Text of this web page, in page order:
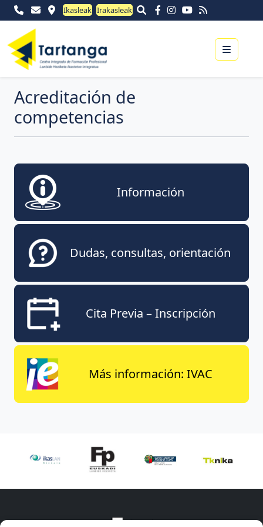
Ikasleak Irakasleak
Menu
Acreditación de
competencias
Información
Dudas, consultas, orientación
Cita Previa – Inscripción
Más información: IVAC